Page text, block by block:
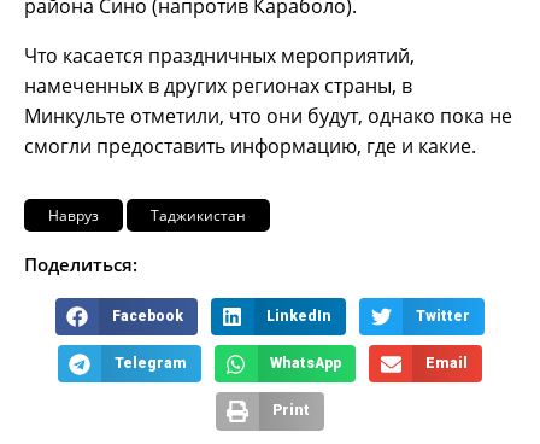
района Сино (напротив Караболо).
Что касается праздничных мероприятий,
намеченных в других регионах страны, в
Минкульте отметили, что они будут, однако пока не
смогли предоставить информацию, где и какие.
Навруз Таджикистан
Поделиться:
Facebook LinkedIn Twitter
Telegram WhatsApp Email
Print